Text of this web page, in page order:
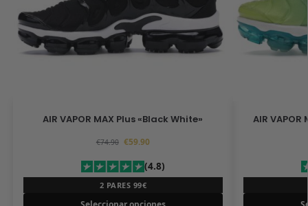
AIR VAPOR MAX Plus «Black White»
€74.90 €59.90
(4.8)
2 PARES 99€
AIR